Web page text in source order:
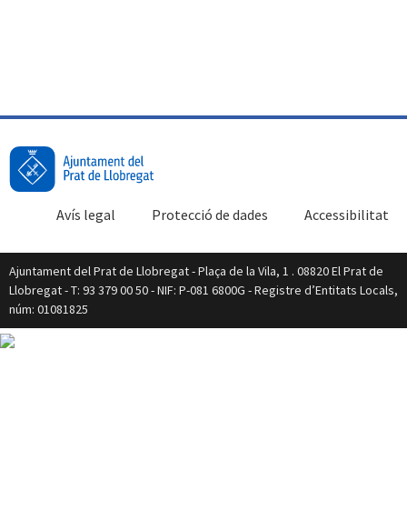
Accessibilitat
Protecció de dades
Avís legal
Ajuntament del Prat de Llobregat - Plaça de la Vila, 1 . 08820 El Prat de
Llobregat - T: 93 379 00 50 - NIF: P-081 6800G - Registre d’Entitats Locals,
núm: 01081825